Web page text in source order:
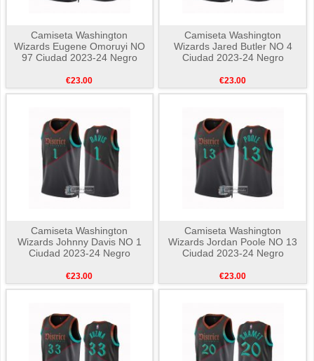
Camiseta Washington
Wizards Eugene Omoruyi NO
97 Ciudad 2023-24 Negro
€23.00
Camiseta Washington
Wizards Jared Butler NO 4
Ciudad 2023-24 Negro
€23.00
Camiseta Washington
Wizards Johnny Davis NO 1
Ciudad 2023-24 Negro
€23.00
Camiseta Washington
Wizards Jordan Poole NO 13
Ciudad 2023-24 Negro
€23.00